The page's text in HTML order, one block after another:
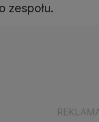
zespołu.